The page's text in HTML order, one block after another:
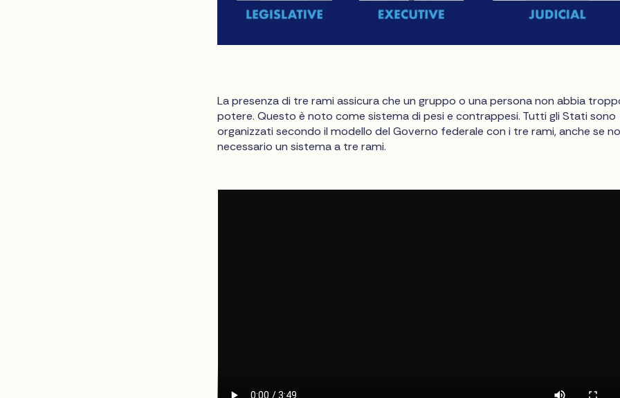
La presenza di tre rami assicura che un gruppo o una persona non abbia
potere. Questo è noto come sistema di pesi e contrappesi. Tutti gli Stati sono
organizzati secondo il modello del Governo federale con i tre rami, anche se
necessario un sistema a tre rami.